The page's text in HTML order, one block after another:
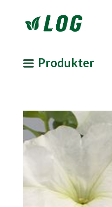
Produkter